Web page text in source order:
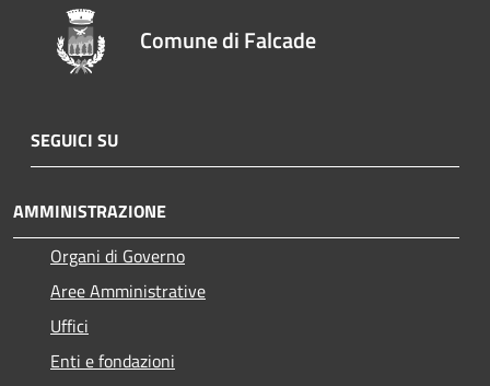
Comune di Falcade
SEGUICI SU
AMMINISTRAZIONE
Organi di Governo
Aree Amministrative
Uffici
Enti e fondazioni